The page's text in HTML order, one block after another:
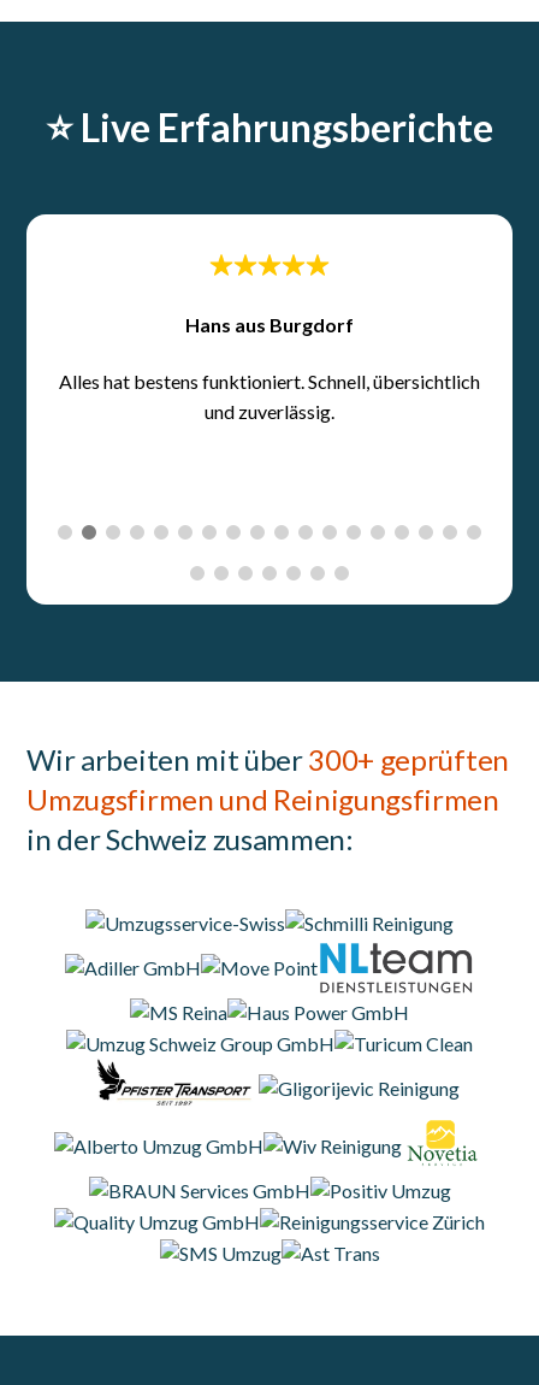
⭐️ Live Erfahrungsberichte
Wir arbeiten mit über300+ geprüften
Umzugsfirmen und Reinigungsfirmen
in der Schweiz zusammen: